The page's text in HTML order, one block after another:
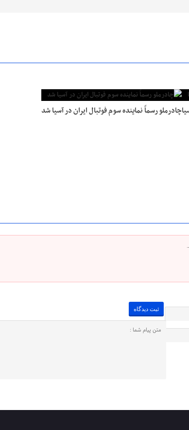
چادرملو رسماً نماینده سوم فوتبال ایران در آسیا شد